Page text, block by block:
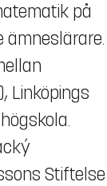
på
ämneslärare.
Linköpings
Stiftelse